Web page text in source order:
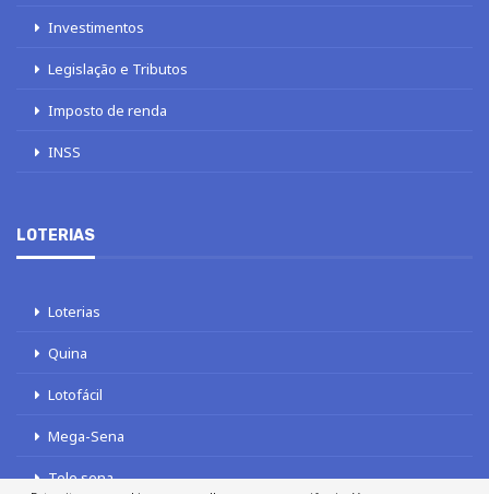
Investimentos
Legislação e Tributos
Imposto de renda
INSS
LOTERIAS
Loterias
Quina
Lotofácil
Mega-Sena
Tele sena